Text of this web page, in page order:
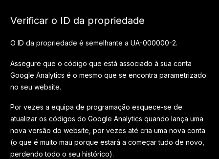
Verificar o ID da propriedade
O ID da propriedade é semelhante a UA-000000-2.
Assegure que o código que está associado à sua conta
Google Analytics é o mesmo que se encontra parametrizado
no seu website.
Por vezes a equipa de programação esquece-se de
atualizar os códigos do Google Analytics quando lança uma
nova versão do website, por vezes até cria uma nova conta
(o que é muito mau porque estará a começar tudo de novo,
perdendo todo o seu histórico).